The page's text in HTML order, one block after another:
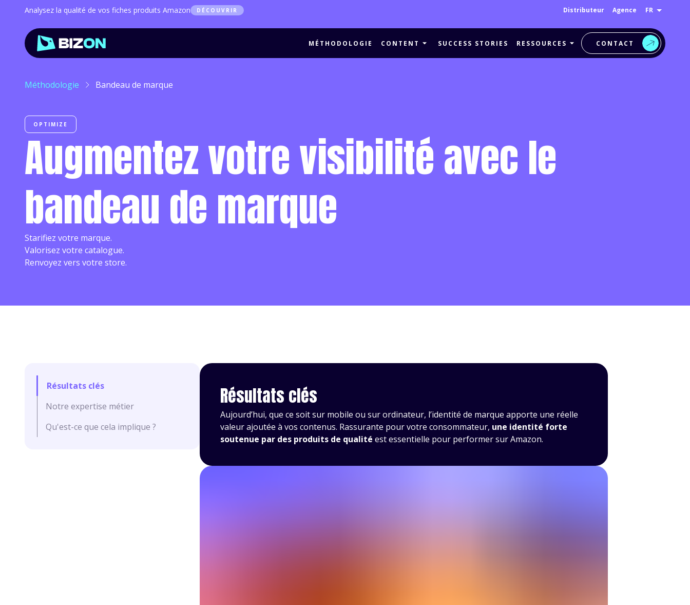
Analysez la qualité de vos fiches produits Amazon DÉCOUVRIR Distributeur Agence FR
MÉTHODOLOGIE CONTENT SUCCESS STORIES RESSOURCES CONTACT
Méthodologie Bandeau de marque
OPTIMIZE
Augmentez votre visibilité avec le
bandeau de marque
Starifiez votre marque.
Valorisez votre catalogue.
Renvoyez vers votre store.
Résultats clés
Notre expertise métier
Qu'est-ce que cela implique ?
Résultats clés
Aujourd’hui, que ce soit sur mobile ou sur ordinateur, l’identité de marque apporte une réelle
valeur ajoutée à vos contenus. Rassurante pour votre consommateur, une identité forte
soutenue par des produits de qualité est essentielle pour performer sur Amazon.